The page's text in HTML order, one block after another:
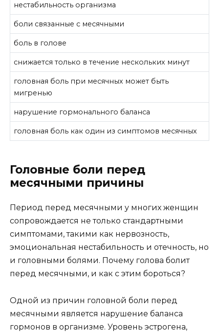
нестабильность организма
боли связанные с месячными
боль в голове
снижается только в течение нескольких минут
головная боль при месячных может быть
мигренью
нарушение гормонального баланса
головная боль как один из симптомов месячных
Головные боли перед
месячными причины
Период перед месячными у многих женщин
сопровождается не только стандартными
симптомами, такими как нервозность,
эмоциональная нестабильность и отечность, но
и головными болями. Почему голова болит
перед месячными, и как с этим бороться?
Одной из причин головной боли перед
месячными является нарушение баланса
гормонов в организме. Уровень эстрогена,